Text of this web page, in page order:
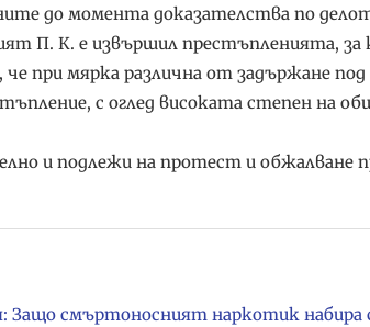
до момента доказателства по
П. К. е извършил престъпленията, за
при мярка различна от задържане
с оглед високата степен на
и подлежи на протест и обжалване
Защо смъртоносният наркотик набира